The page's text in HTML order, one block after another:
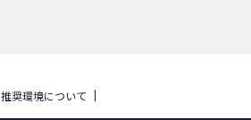
推奨環境について